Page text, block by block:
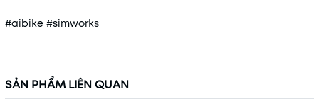
#aibike #simworks
SẢN PHẨM LIÊN QUAN